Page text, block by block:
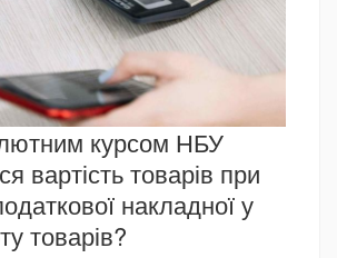
курсом НБУ
вартість товарів при
накладної у
товарів?